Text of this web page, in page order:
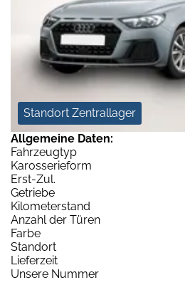
Standort Zentrallager
Allgemeine Daten:
Fahrzeugtyp
Karosserieform
Erst-Zul.
Getriebe
Kilometerstand
Anzahl der Türen
Farbe
Standort
Lieferzeit
Unsere Nummer